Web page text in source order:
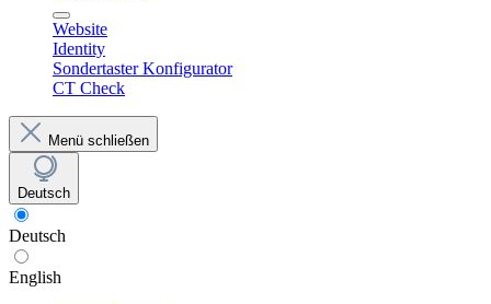
Website
Identity
Sondertaster Konfigurator
CT Check
Menü schließen
Deutsch
Deutsch
English